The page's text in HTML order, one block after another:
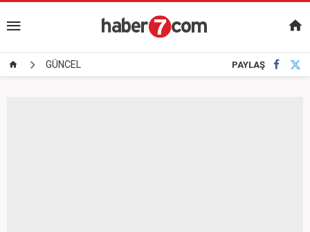
GÜNCEL PAYLAŞ